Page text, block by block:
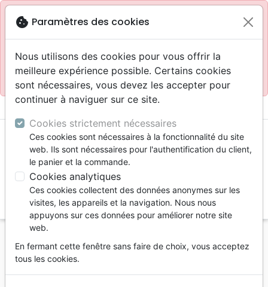
blockSite réservé aux professionnels
Accès pour les professionnels : Se connecter
Site pour le grand public : La Maison de la Bible
menu
Vous ne pouvez pas créer de nouvelle commande
depuis votre pays (United States).
cookie Paramètres des cookies
Nous utilisons des cookies pour vous offrir la
meilleure expérience possible. Certains cookies
sont nécessaires, vous devez les accepter pour
continuer à naviguer sur ce site.
Cookies strictement nécessaires
Ces cookies sont nécessaires à la fonctionnalité du site
web. Ils sont nécessaires pour l'authentification du client,
le panier et la commande.
Cookies analytiques
Ces cookies collectent des données anonymes sur les
visites, les appareils et la navigation. Nous nous
appuyons sur ces données pour améliorer notre site
web.
En fermant cette fenêtre sans faire de choix, vous acceptez
tous les cookies.